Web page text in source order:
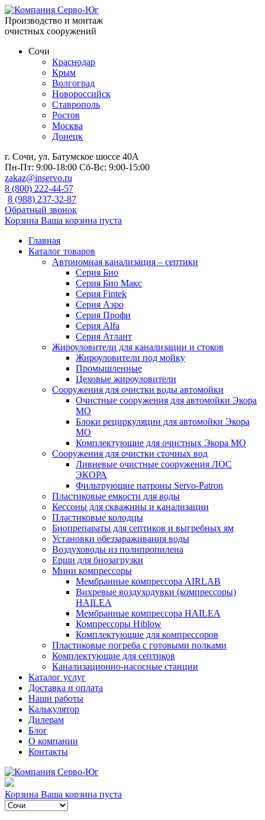
Производство и монтаж
очистных сооружений
Сочи
Краснодар
Крым
Волгоград
Новороссийск
Ставрополь
Ростов
Москва
Донецк
г. Сочи, ул. Батумское шоссе 40А
Пн-Пт: 9:00-18:00 Сб-Вс: 9:00-15:00
zakaz@inservo.ru
8 (800) 222-44-57
8 (988) 237-32-87
Обратный звонок
Корзина Ваша корзина пуста
Главная
Каталог товаров
Автономная канализация – септики
Серия Био
Серия Био Макс
Серия Fintek
Серия Аэро
Серия Профи
Серия Alfa
Серия Атлант
Жироуловители для канализации и стоков
Жироуловители под мойку
Промышленные
Цеховые жироуловители
Сооружения для очистки воды автомойки
Очистные сооружения для автомойки Экора
МО
Блоки рециркуляции для автомойки Экора
МО
Комплектующие для очистных Экора МО
Сооружения для очистки сточных вод
Ливневые очистные сооружения ЛОС
ЭКОРА
Фильтрующие патроны Servo-Patron
Пластиковые емкости для воды
Кессоны для скважины и канализации
Пластиковые колодцы
Биопрепараты для септиков и выгребных ям
Установки обеззараживания воды
Воздуховоды из полипропилена
Ерши для биозагрузки
Мини компрессоры
Мембранные компрессора AIRLAB
Вихревые воздуходувки (компрессоры)
HAILEA
Мембранные компрессора HAILEA
Компрессоры Hiblow
Комплектующие для компрессоров
Пластиковые погреба с готовыми полками
Комплектующие для септиков
Канализационно-насосные станции
Каталог услуг
Доставка и оплата
Наши работы
Калькулятор
Дилерам
Блог
О компании
Контакты
Корзина Ваша корзина пуста